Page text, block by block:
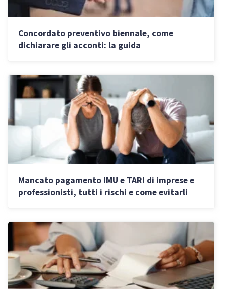
Concordato preventivo biennale, come
dichiarare gli acconti: la guida
Mancato pagamento IMU e TARI di imprese e
professionisti, tutti i rischi e come evitarli